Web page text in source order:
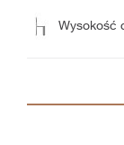
Wysokość